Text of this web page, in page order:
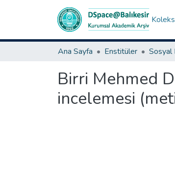
Ana Sayfa Enstitüler Sosyal
Birri Mehmed
incelemesi